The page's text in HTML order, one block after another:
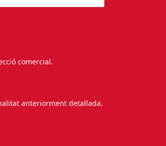
comercial.
anteriorment detallada.